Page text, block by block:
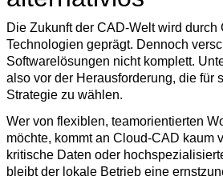
Die Zukunft der CAD-Welt wird durch
Technologien geprägt. Dennoch
Softwarelösungen nicht komplett.
also vor der Herausforderung, die für
Strategie zu wählen.
Wer von flexiblen, teamorientierten
möchte, kommt an Cloud-CAD kaum
kritische Daten oder
bleibt der lokale Betrieb eine